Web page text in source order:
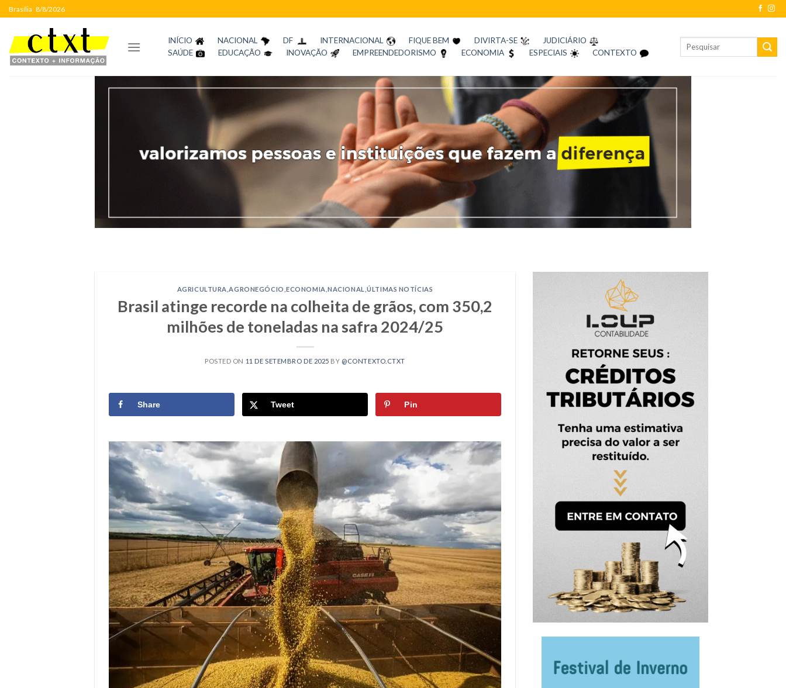
Skip
to
content
Brasília 8/8/2026
INÍCIO NACIONAL DF INTERNACIONAL FIQUE BEM DIVIRTA-SE
JUDICIÁRIO
SAÚDE
EDUCAÇÃO INOVAÇÃO EMPREENDEDORISMO ECONOMIA ESPECIAIS CONTEXTO
AGRICULTURA ,AGRONEGÓCIO ,ECONOMIA ,NACIONAL ,ÚLTIMAS NOTÍCIAS
Brasil atinge recorde na colheita de grãos, com 350,2
milhões de toneladas na safra 2024/25
POSTED ON 11 DE SETEMBRO DE 2025 BY @CONTEXTO.CTXT
Share Tweet Pin